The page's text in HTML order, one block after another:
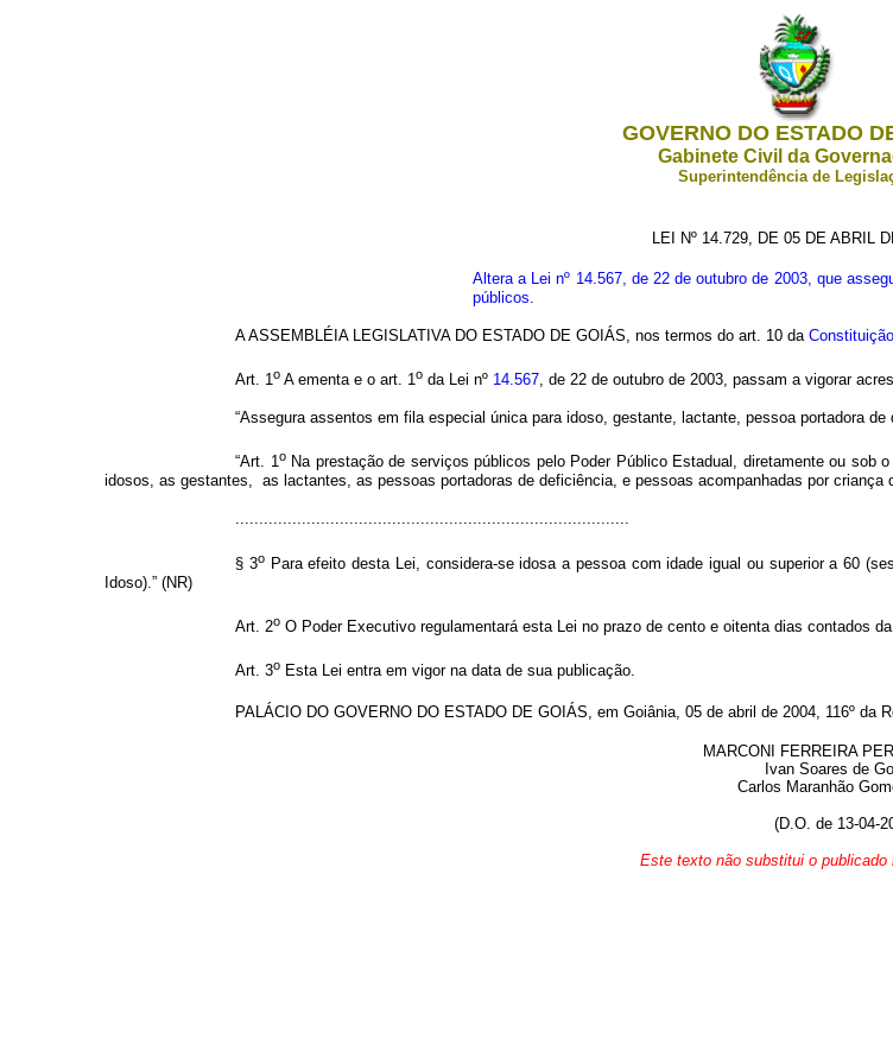
GOVERNO DO ESTADO
Gabinete Civil da
Superintendência de
LEI Nº 14.729, DE 05 DE ABRIL
Altera a Lei nº 14.567, de 22 de outubro de 2003, que
públicos
A ASSEMBLÉIA LEGISLATIVA DO ESTADO DE GOIÁS, nos termos do art. 10 da
Art. 1 o A ementa e o art. 1 o da Lei nº 14.567 , de 22 de outubro de 2003, passam a vigorar
“Assegura assentos em fila especial única para idoso, gestante, lactante, pessoa portadora
“Art. 1oNa prestação de serviços públicos pelo Poder Público Estadual, diretamente ou sob
idosos, as gestantes, as lactantes, as pessoas portadoras de deficiência, e pessoas acompanhadas por criança
...................................................................................
§ 3oPara efeito desta Lei, considera-se idosa a pessoa com idade igual ou superior a 60
Idoso).” (NR)
Art. 2o O Poder Executivo regulamentará esta Lei no prazo de cento e oitenta dias contados
Art. 3o Esta Lei entra em vigor na data de sua publicação.
PALÁCIO DO GOVERNO DO ESTADO DE GOIÁS, em Goiânia, 05 de abril de 2004, 116º da
MARCONI FERREIRA
Ivan Soares de
Carlos Maranhão
(D.O. de 13-04-
Este texto não substitui o publicado